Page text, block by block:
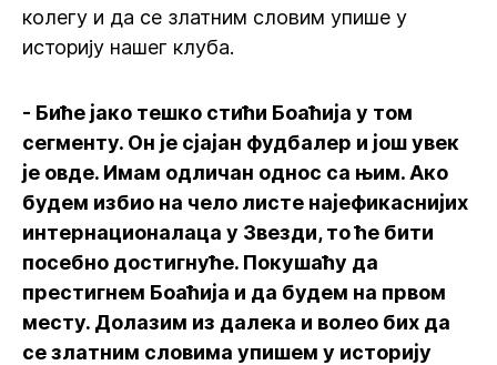
колегу и да се златним словим упише у
историју нашег клуба.
- Биће јако тешко стићи Боаћија у том
сегменту. Он је сјајан фудбалер и још увек
је овде. Имам одличан однос са њим. Ако
будем избио на чело листе најефикаснијих
интернационалаца у Звезди, то ће бити
посебно достигнуће. Покушаћу да
престигнем Боаћија и да будем на првом
месту. Долазим из далека и волео бих да
се златним словима упишем у историју